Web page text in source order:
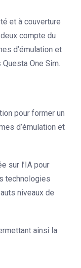
et à couverture
compte du
d’émulation et
One Sim.
pour former un
d’émulation et
sur l’IA pour
technologies
niveaux de
ainsi la